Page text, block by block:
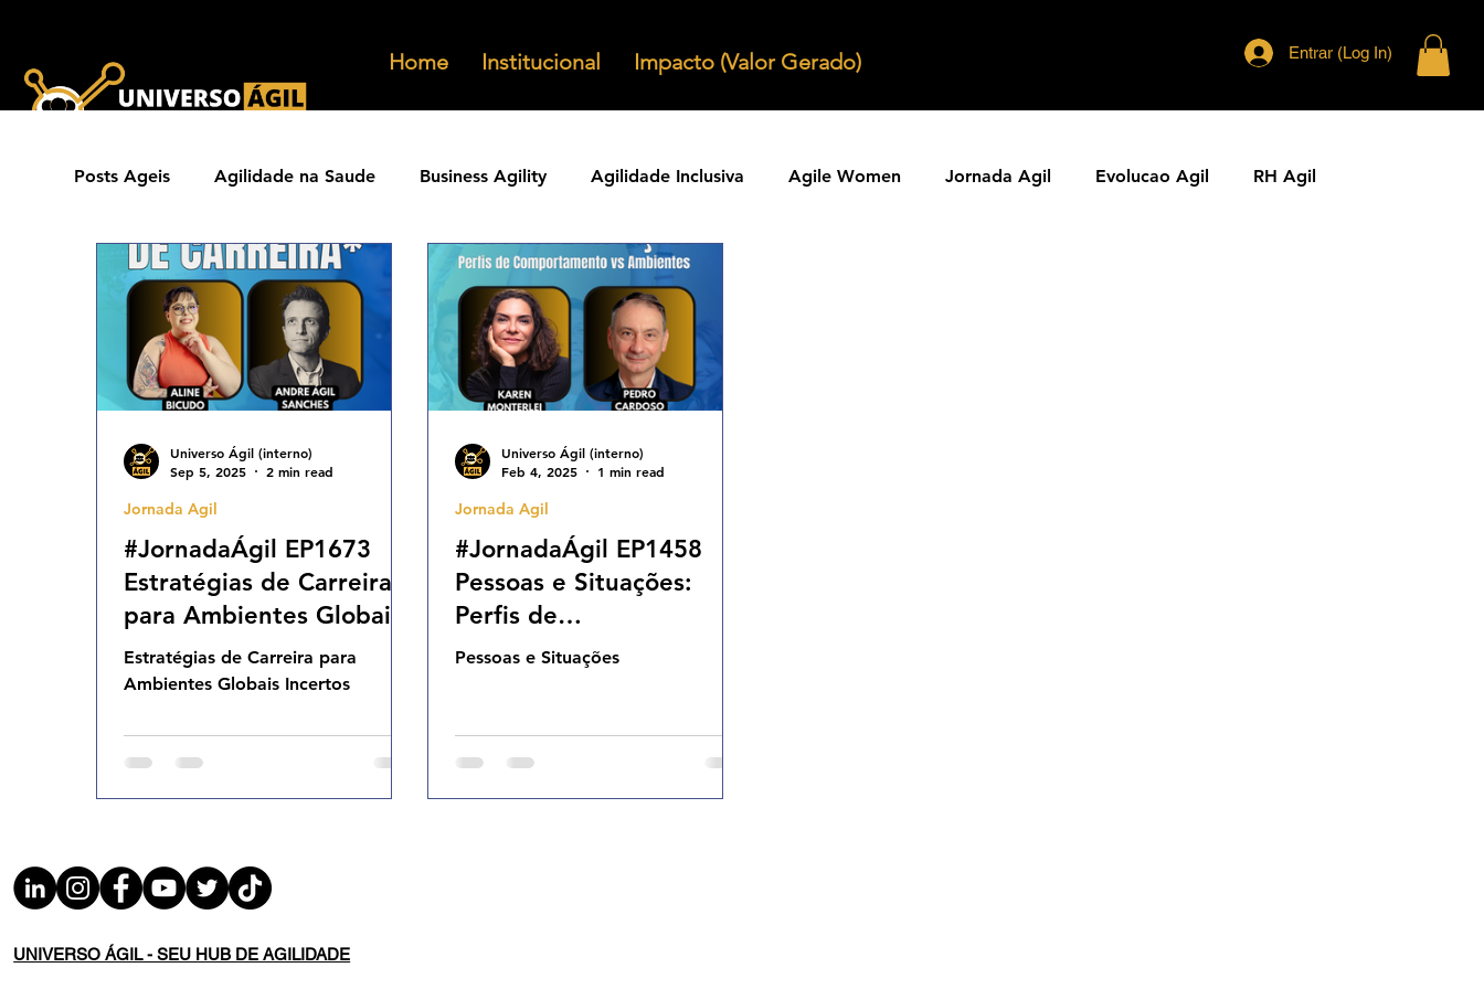
Home Institucional Impacto (Valor Gerado) Entrar (Log In)
Posts Ageis Agilidade na Saude Business Agility Agilidade Inclusiva Agile Women Jornada Agil Evolucao Agil RH Agil
Ferramentas Ageis Carreiras Ageis Agilidade em Produtos
Agilidade Jurídica Vendas Ágeis Eventos Ageis Agilidade Em Escala
Agilidade ESG Metodos Ageis
#JornadaÁgil EP1673
Estratégias de Carreira
para Ambientes Globais
Incertos SEG 08.09.25
07h31
Estratégias de Carreira para
Ambientes Globais Incertos
Jornada Agil
Universo Ágil (interno)
Sep 5, 2025
2 min read
#JornadaÁgil EP1458
Pessoas e Situações:
Perfis de
Comportamento vs
Pessoas e Situações
Jornada Agil
Universo Ágil (interno)
Feb 4, 2025
1 min read
UNIVERSO ÁGIL - SEU HUB DE AGILIDADE